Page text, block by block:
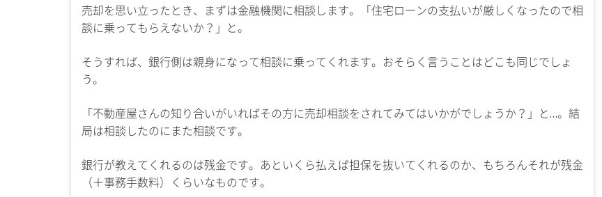
売却を思い立ったとき、まずは金融機関に相談します。「住宅ローンの支払いが厳しくなったので相
談に乗ってもらえないか？」と。
そうすれば、銀行側は親身になって相談に乗ってくれます。おそらく言うことはどこも同じでしょ
う。
「不動産屋さんの知り合いがいればその方に売却相談をされてみてはいかがでしょうか？」と…。結
局は相談したのにまた相談です。
銀行が教えてくれるのは残金です。あといくら払えば担保を抜いてくれるのか、もちろんそれが残金
（＋事務手数料）くらいなものです。